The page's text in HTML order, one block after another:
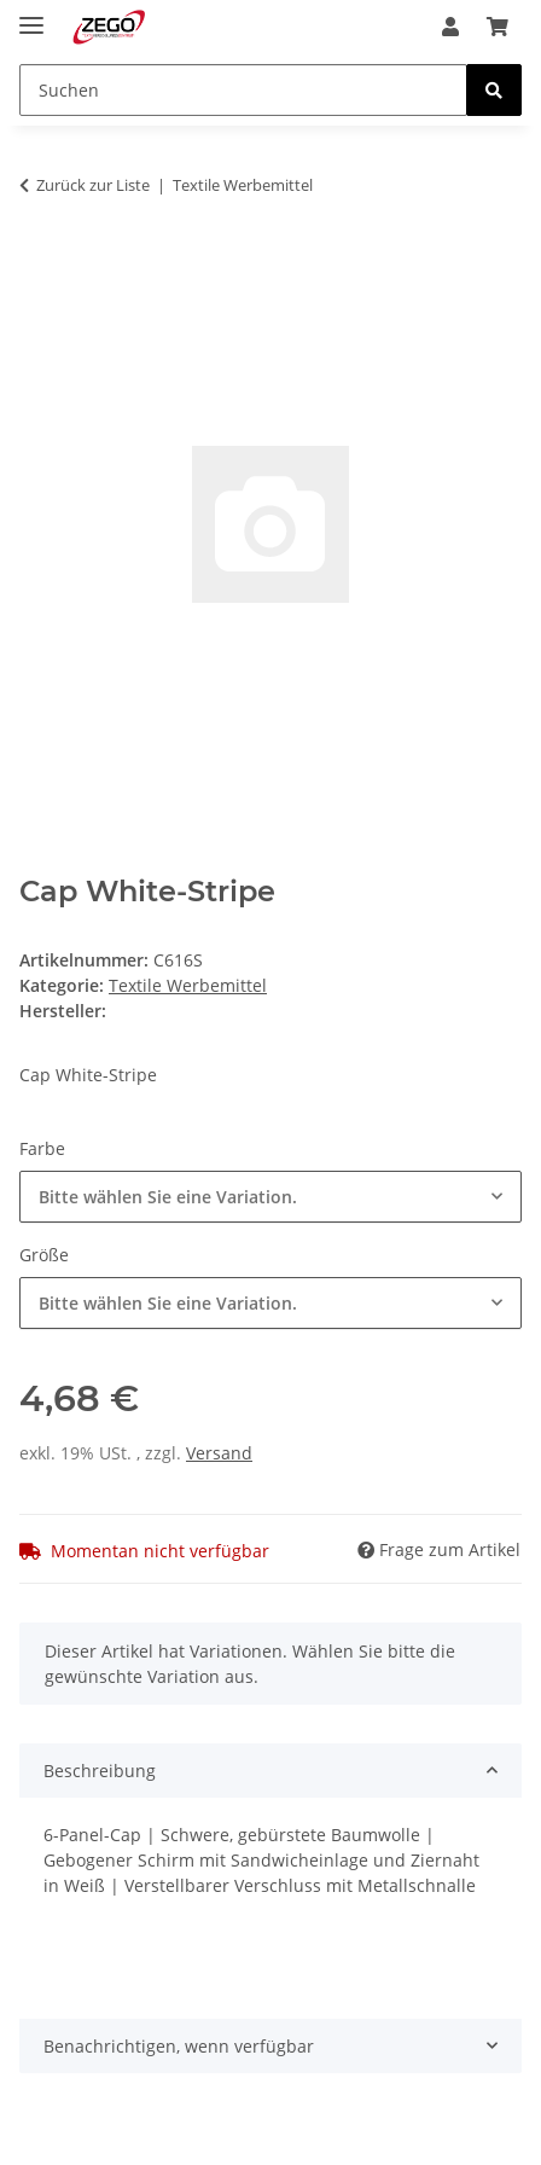
Zurück zur Liste Textile Werbemittel
Cap White-Stripe
Artikelnummer: C616S
Kategorie: Textile Werbemittel
Hersteller:
Cap White-Stripe
Farbe
Bitte wählen Sie eine Variation.
Größe
Bitte wählen Sie eine Variation.
4,68 €
exkl. 19% USt. , zzgl. Versand
Momentan nicht verfügbar Frage zum Artikel
x
Dieser Artikel hat Variationen. Wählen Sie bitte die
gewünschte Variation aus.
Beschreibung
6-Panel-Cap | Schwere, gebürstete Baumwolle |
Gebogener Schirm mit Sandwicheinlage und Ziernaht
in Weiß | Verstellbarer Verschluss mit Metallschnalle
Benachrichtigen, wenn verfügbar